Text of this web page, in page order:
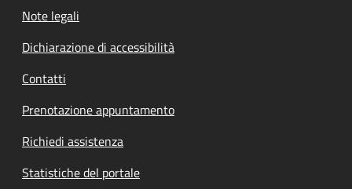
Note legali
Dichiarazione di accessibilità
Contatti
Prenotazione appuntamento
Richiedi assistenza
Statistiche del portale